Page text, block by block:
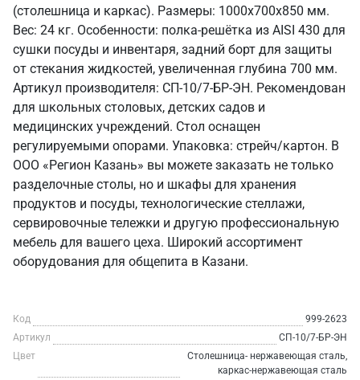
(столешница и каркас). Размеры: 1000x700x850 мм.
Вес: 24 кг. Особенности: полка-решётка из AISI 430 для
сушки посуды и инвентаря, задний борт для защиты
от стекания жидкостей, увеличенная глубина 700 мм.
Артикул производителя: СП-10/7-БР-ЭН. Рекомендован
для школьных столовых, детских садов и
медицинских учреждений. Стол оснащен
регулируемыми опорами. Упаковка: стрейч/картон. В
ООО «Регион Казань» вы можете заказать не только
разделочные столы, но и шкафы для хранения
продуктов и посуды, технологические стеллажи,
сервировочные тележки и другую профессиональную
мебель для вашего цеха. Широкий ассортимент
оборудования для общепита в Казани.
Код
999-2623
Артикул
СП-10/7-БР-ЭН
Цвет
Столешница- нержавеющая сталь,
каркас-нержавеющая сталь